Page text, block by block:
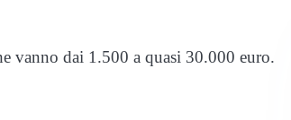
vanno dai 1.500 a quasi 30.000 euro.